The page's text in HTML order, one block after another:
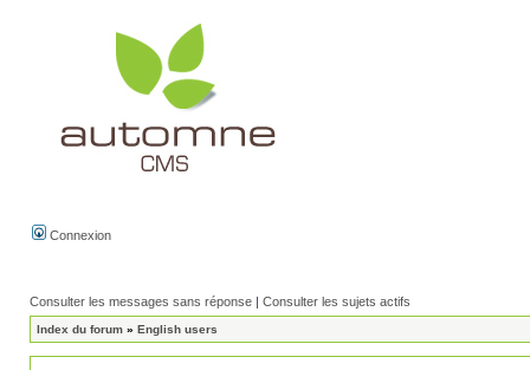
Connexion
Consulter les messages sans réponse | Consulter les sujets actifs
Index du forum » English users